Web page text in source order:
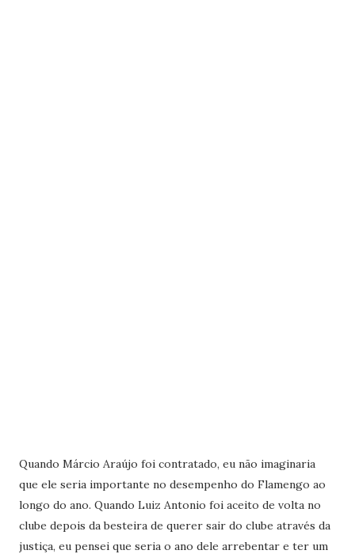
Quando Márcio Araújo foi contratado, eu não imaginaria
que ele seria importante no desempenho do Flamengo ao
longo do ano. Quando Luiz Antonio foi aceito de volta no
clube depois da besteira de querer sair do clube através da
justiça, eu pensei que seria o ano dele arrebentar e ter um